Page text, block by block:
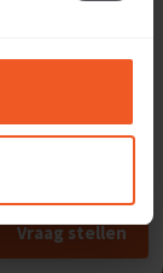
Vraag stellen